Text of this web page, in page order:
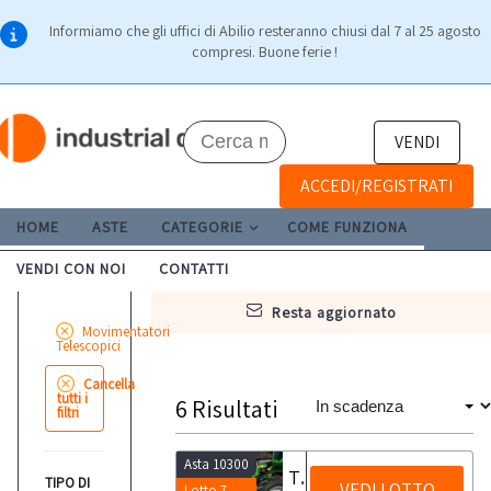
Informiamo che gli uffici di Abilio resteranno chiusi dal 7 al 25 agosto
compresi. Buone ferie !
VENDI
ACCEDI/REGISTRATI
HOME ASTE CATEGORIE COME FUNZIONA
VENDI CON NOI CONTATTI
resta aggiornato
Movimentatori
Telescopici
Cancella
tutti i
filtri
TIPO DI
6 Risultati
Asta 10300
Telescopico Merlo